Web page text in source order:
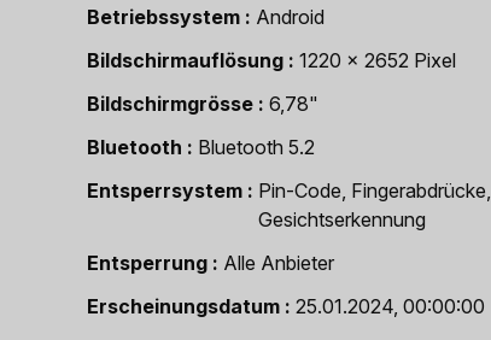
Betriebssystem
Android
Bildschirmauflösung
1220 x 2652 Pixel
Bildschirmgrösse
6,78"
Bluetooth
Bluetooth 5.2
Entsperrsystem
Pin-Code, Fingerabdrücke,
Gesichtserkennung
Entsperrung
Alle Anbieter
Erscheinungsdatum
25.01.2024, 00:00:00